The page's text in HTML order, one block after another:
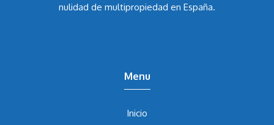
nulidad de multipropiedad en España.
Menu
Inicio